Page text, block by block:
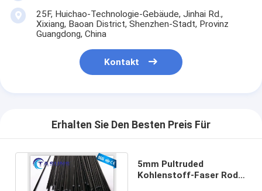
25F, Huichao-Technologie-Gebäude, Jinhai Rd.,
Xixiang, Baoan District, Shenzhen-Stadt, Provinz
Guangdong, China
Kontakt
Erhalten Sie Den Besten Preis Für
5mm Pultruded
Kohlenstoff-Faser Rod